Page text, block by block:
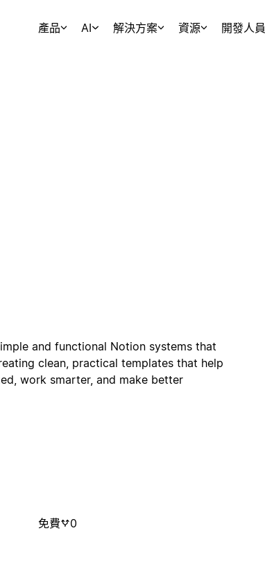
產品 AI 解決方案 資源 開發人員
and functional Notion systems that
clean, practical templates that help
work smarter, and make better
免費 0